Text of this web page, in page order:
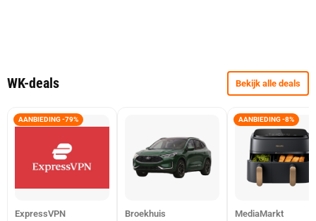
WK-deals Bekijk alle deals
AANBIEDING -79%
ExpressVPN Broekhuis
AANBIEDING -8%
MediaMarkt